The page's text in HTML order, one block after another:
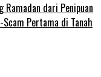
Ramadan dari Penipuan
Pertama di Tanah